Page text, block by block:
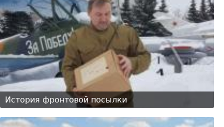
История фронтовой посылки